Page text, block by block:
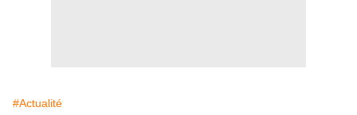
#Actualité